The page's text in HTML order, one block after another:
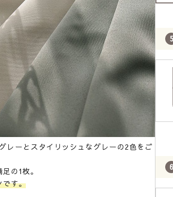
レーとスタイリッシュなグレーの2色をご
の1枚。
です。